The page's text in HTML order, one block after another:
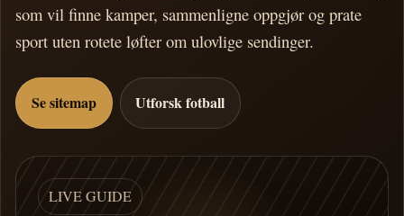
som vil finne kamper, sammenligne oppgjør og prate
sport uten rotete løfter om ulovlige sendinger.
Se sitemap Utforsk fotball
LIVE GUIDE